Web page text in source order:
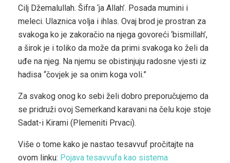
Cilj Džemalullah. Šifra ‘ja Allah’. Posada mumini i
meleci. Ulaznica volja i ihlas. Ovaj brod je prostran za
svakoga ko je zakoračio na njega govoreći ‘bismillah’,
a širok je i toliko da može da primi svakoga ko želi da
uđe na njeg. Na njemu se obistinjuju radosne vjesti iz
hadisa “čovjek je sa onim koga voli.”
Za svakog onog ko sebi želi dobro preporučujemo da
se pridruži ovoj Semerkand karavani na čelu koje stoje
Sadat-i Kirami (Plemeniti Prvaci).
Više o tome kako je nastao tesavvuf pročitajte na
ovom linku: Pojava tesavvufa kao sistema